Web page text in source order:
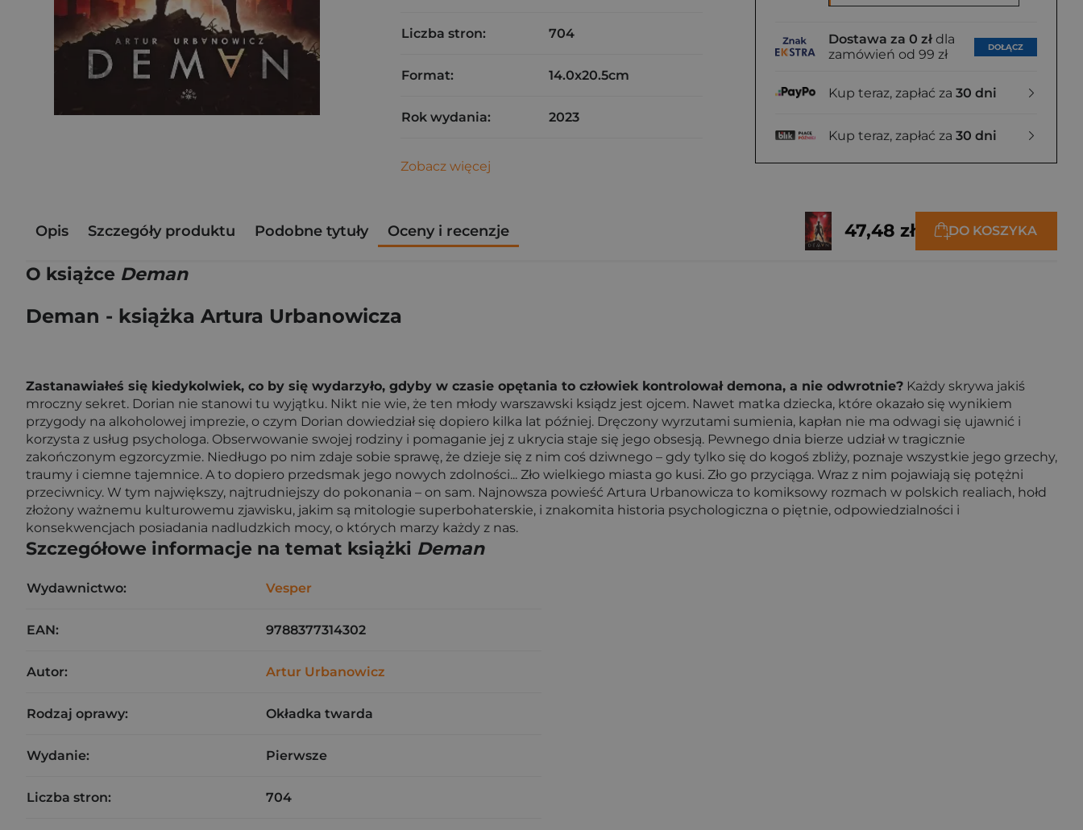
Dostawa za 0 zł dla
zamówień od 99 zł
DOŁĄCZ
Kup teraz, zapłać za 30 dni
Kup teraz, zapłać za 30 dni
Liczba stron: 704
Format: 14.0x20.5cm
Rok wydania: 2023
Zobacz więcej
Opis Szczegóły produktu Podobne tytuły Oceny i recenzje 47,48 zł DO KOSZYKA
O książce Deman
Deman - książka Artura Urbanowicza
Zastanawiałeś się kiedykolwiek, co by się wydarzyło, gdyby w czasie opętania to człowiek kontrolował demona, a nie odwrotnie? Każdy skrywa jakiś
mroczny sekret. Dorian nie stanowi tu wyjątku. Nikt nie wie, że ten młody warszawski ksiądz jest ojcem. Nawet matka dziecka, które okazało się wynikiem
przygody na alkoholowej imprezie, o czym Dorian dowiedział się dopiero kilka lat później. Dręczony wyrzutami sumienia, kapłan nie ma odwagi się ujawnić i
korzysta z usług psychologa. Obserwowanie swojej rodziny i pomaganie jej z ukrycia staje się jego obsesją. Pewnego dnia bierze udział w tragicznie
zakończonym egzorcyzmie. Niedługo po nim zdaje sobie sprawę, że dzieje się z nim coś dziwnego – gdy tylko się do kogoś zbliży, poznaje wszystkie jego grzechy,
traumy i ciemne tajemnice. A to dopiero przedsmak jego nowych zdolności... Zło wielkiego miasta go kusi. Zło go przyciąga. Wraz z nim pojawiają się potężni
przeciwnicy. W tym największy, najtrudniejszy do pokonania – on sam. Najnowsza powieść Artura Urbanowicza to komiksowy rozmach w polskich realiach, hołd
złożony ważnemu kulturowemu zjawisku, jakim są mitologie superbohaterskie, i znakomita historia psychologiczna o piętnie, odpowiedzialności i
konsekwencjach posiadania nadludzkich mocy, o których marzy każdy z nas.
Szczegółowe informacje na temat książki Deman
Wydawnictwo: Vesper
EAN: 9788377314302
Autor: Artur Urbanowicz
Rodzaj oprawy: Okładka twarda
Wydanie: Pierwsze
Liczba stron: 704